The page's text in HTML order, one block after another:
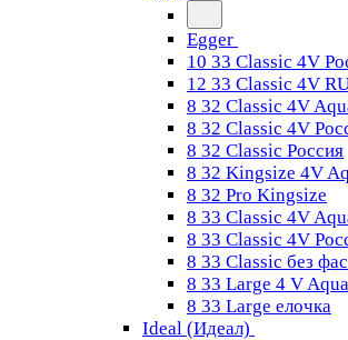
Egger
10 33 Classic 4V
12 33 Classic 4V
8 32 Classic 4V
8 32 Classic 4V
8 32 Classic Россия
8 32 Kingsize 4V
8 32 Pro Kingsize
8 33 Classic 4V
8 33 Classic 4V
8 33 Classic без
8 33 Large 4 V
8 33 Large елочка
Ideal (Идеал)